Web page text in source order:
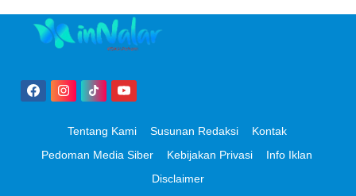
Tentang Kami Susunan Redaksi
Kontak
Pedoman Media Siber
Kebijakan Privasi
Info Iklan
Disclaimer